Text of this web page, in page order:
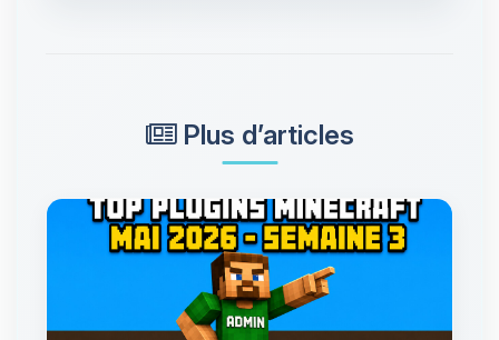
Plus d’articles